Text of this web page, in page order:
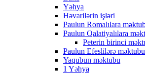
Yəhya
Həvarilərin işləri
Paulun Romalılara
Paulun Qalatiyalılara
Peterin birinci
Paulun Efeslilərə məktubu
Yaqubun məktubu
1 Yəhya